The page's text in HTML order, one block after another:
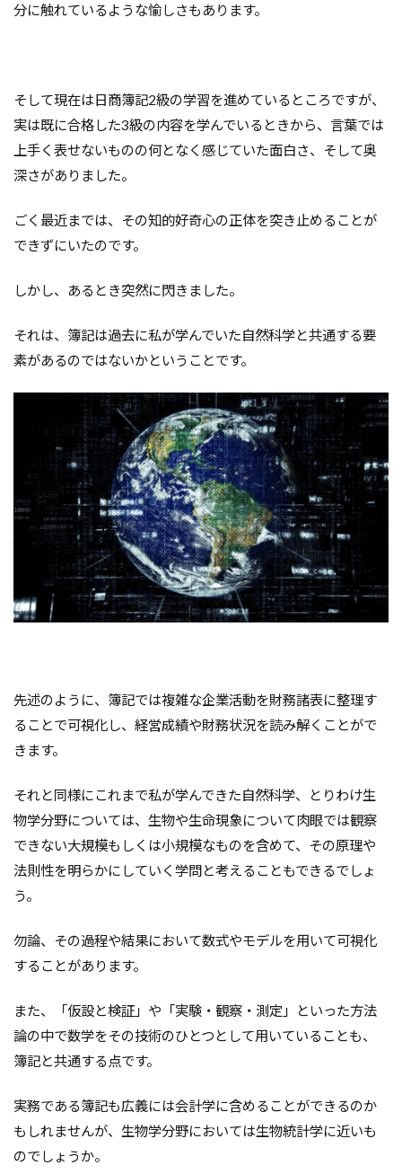
分に触れているような愉しさもあります。
そして現在は日商簿記2級の学習を進めているところですが、
実は既に合格した3級の内容を学んでいるときから、言葉では
上手く表せないものの何となく感じていた面白さ、そして奥
深さがありました。
ごく最近までは、その知的好奇心の正体を突き止めることが
できずにいたのです。
しかし、あるとき突然に閃きました。
それは、簿記は過去に私が学んでいた自然科学と共通する要
素があるのではないかということです。
先述のように、簿記では複雑な企業活動を財務諸表に整理す
ることで可視化し、経営成績や財務状況を読み解くことがで
きます。
それと同様にこれまで私が学んできた自然科学、とりわけ生
物学分野については、生物や生命現象について肉眼では観察
できない大規模もしくは小規模なものを含めて、その原理や
法則性を明らかにしていく学問と考えることもできるでしょ
う。
勿論、その過程や結果において数式やモデルを用いて可視化
することがあります。
また、「仮設と検証」や「実験・観察・測定」といった方法
論の中で数学をその技術のひとつとして用いていることも、
簿記と共通する点です。
実務である簿記も広義には会計学に含めることができるのか
もしれませんが、生物学分野においては生物統計学に近いも
のでしょうか。